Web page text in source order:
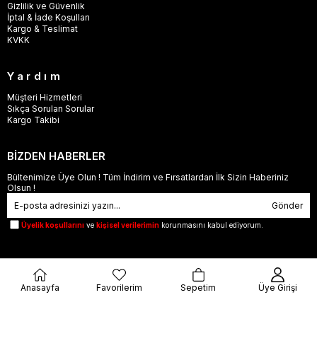
Gizlilik ve Güvenlik
İptal & İade Koşulları
Kargo & Teslimat
KVKK
Yardım
Müşteri Hizmetleri
Sıkça Sorulan Sorular
Kargo Takibi
BİZDEN HABERLER
Bültenimize Üye Olun ! Tüm İndirim ve Fırsatlardan İlk Sizin Haberiniz
Olsun !
Gönder
Üyelik koşullarını ve kişisel verilerimin korunmasını kabul ediyorum.
© 2023 orjinalbu.com - Tüm Hakları Saklıdır.
Anasayfa Favorilerim Sepetim Üye Girişi